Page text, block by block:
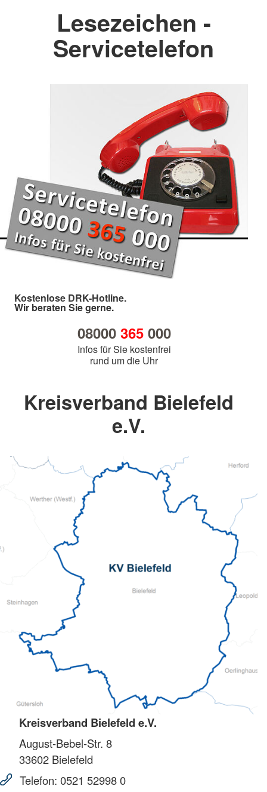
Lesezeichen -
Servicetelefon
Kostenlose DRK-Hotline.
Wir beraten Sie gerne.
08000 365000
Infos für Sie kostenfrei
rund um die Uhr
Kreisverband Bielefeld
e.V.
Kreisverband Bielefeld e.V.
August-Bebel-Str. 8
33602 Bielefeld
Telefon: 0521 52998 0